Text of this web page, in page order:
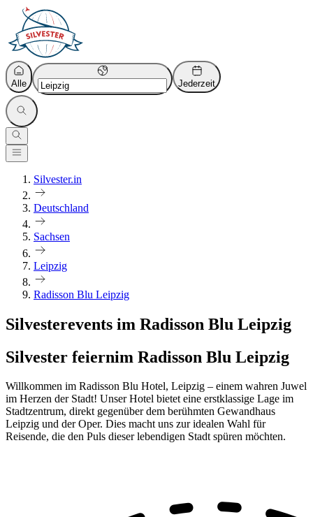
Alle Jederzeit
Silvester.in
Deutschland
Sachsen
Leipzig
Radisson Blu Leipzig
Silvesterevents im Radisson Blu Leipzig
Silvester feiernim Radisson Blu Leipzig
Willkommen im Radisson Blu Hotel, Leipzig – einem wahren Juwel
im Herzen der Stadt! Unser Hotel bietet eine erstklassige Lage im
Stadtzentrum, direkt gegenüber dem berühmten Gewandhaus
Leipzig und der Oper. Dies macht uns zur idealen Wahl für
Reisende, die den Puls dieser lebendigen Stadt spüren möchten.